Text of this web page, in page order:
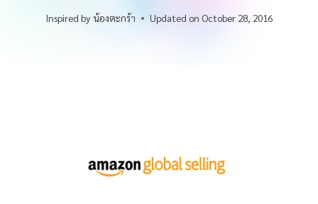
Inspired by น้องตะกร้า Updated on October 28, 2016